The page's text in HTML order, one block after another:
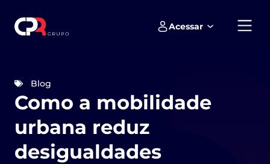
Acessar
Blog
Como a mobilidade
urbana reduz
desigualdades